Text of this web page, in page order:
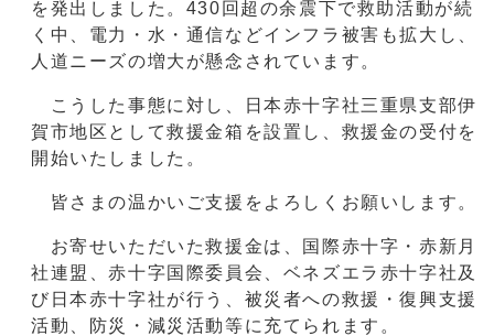
を発出しました。430回超の余震下で救助活動が続
く中、電力・水・通信などインフラ被害も拡大し、
人道ニーズの増大が懸念されています。
こうした事態に対し、日本赤十字社三重県支部伊
賀市地区として救援金箱を設置し、救援金の受付を
開始いたしました。
皆さまの温かいご支援をよろしくお願いします。
お寄せいただいた救援金は、国際赤十字・赤新月
社連盟、赤十字国際委員会、ベネズエラ赤十字社及
び日本赤十字社が行う、被災者への救援・復興支援
活動、防災・減災活動等に充てられます。